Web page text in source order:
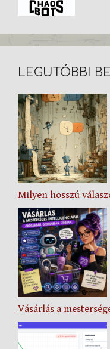
LEGUTÓBBI
Milyen hosszú
Vásárlás a